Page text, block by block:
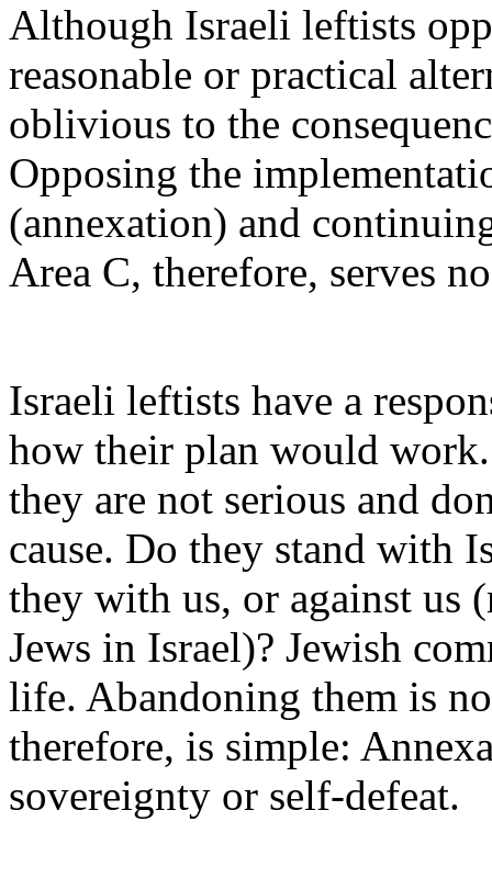
Although Israeli leftists
reasonable or practical
oblivious to the
Opposing the
(annexation) and
Area C, therefore, serves
Israeli leftists have a
how their plan would work
they are not serious and
cause. Do they stand with
they with us, or against us (
Jews in Israel)? Jewish
life. Abandoning them is
therefore, is simple:
sovereignty or self-defeat.